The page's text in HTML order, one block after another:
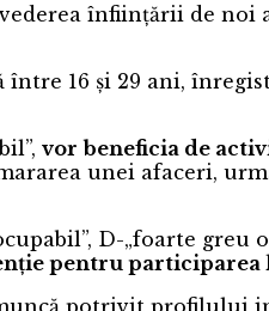
înființării de noi
16 și 29 ani,
vor beneficia de
unei afaceri,
D-„foarte greu
pentru participarea
potrivit profilului